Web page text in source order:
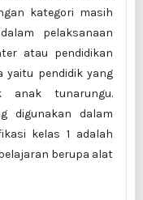
kategori masih
pelaksanaan
atau pendidikan
yaitu pendidik yang
anak tunarungu.
digunakan dalam
kelas 1 adalah
berupa alat